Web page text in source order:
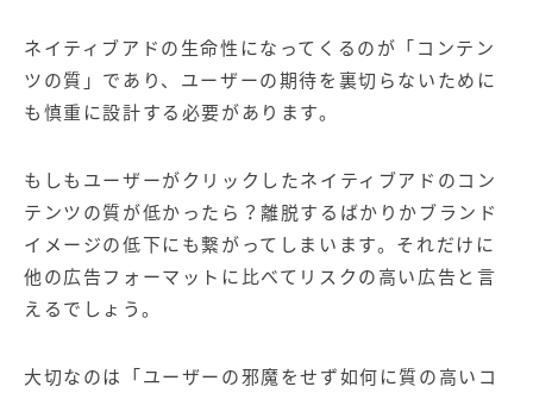
ネイティブアドの生命性になってくるのが「コンテン
ツの質」であり、ユーザーの期待を裏切らないために
も慎重に設計する必要があります。
もしもユーザーがクリックしたネイティブアドのコン
テンツの質が低かったら？離脱するばかりかブランド
イメージの低下にも繋がってしまいます。それだけに
他の広告フォーマットに比べてリスクの高い広告と言
えるでしょう。
大切なのは「ユーザーの邪魔をせず如何に質の高いコ